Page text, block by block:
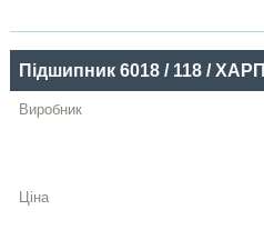
Підшипник 6018 / 118 / ХАРП